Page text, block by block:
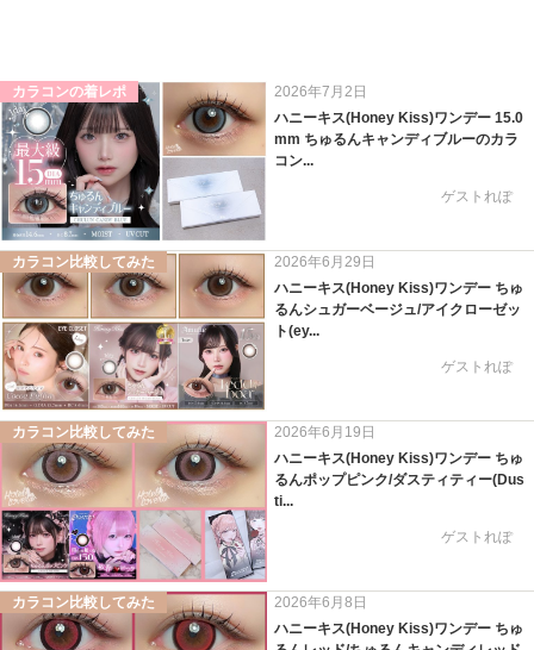
カラコンの着レポ
2026年7月2日
ハニーキス(Honey Kiss)ワンデー 15.0
mm ちゅるんキャンディブルーのカラ
コン...
ゲストれぽ
カラコン比較してみた
2026年6月29日
ハニーキス(Honey Kiss)ワンデー ちゅ
るんシュガーベージュ/アイクローゼッ
ト(ey...
ゲストれぽ
カラコン比較してみた
2026年6月19日
ハニーキス(Honey Kiss)ワンデー ちゅ
るんポップピンク/ダスティティー(Dus
ti...
ゲストれぽ
カラコン比較してみた
2026年6月8日
ハニーキス(Honey Kiss)ワンデー ちゅ